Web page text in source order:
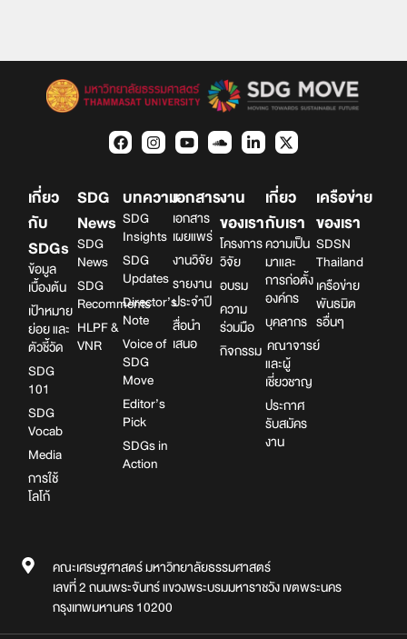
เกี่ยว
กับ
SDGs
ข้อมูล
เบื้องต้น
เป้าหมาย
ย่อย และ
ตัวชี้วัด
SDG
101
SDG
Vocab
Media
การใช้
โลโก้
SDG
News
SDG
News
SDG
Recomments
HLPF &
VNR
บทความ
SDG
Insights
SDG
Updates
Director’s
Note
Voice of
SDG
Move
Editor’s
Pick
SDGs in
Action
เอกสาร
เอกสาร
เผยแพร่
งานวิจัย
รายงาน
ประจำปี
สื่อนำ
เสนอ
งาน
ของเรา
โครงการ
วิจัย
อบรม
ความ
ร่วมมือ
กิจกรรม
เกี่ยว
กับเรา
ความเป็น
มาและ
การก่อตั้ง
องค์กร
บุคลากร
คณาจารย์
และผู้
เชี่ยวชาญ
ประกาศ
รับสมัคร
งาน
เครือข่าย
ของเรา
SDSN
Thailand
เครือข่าย
พันธมิต
รอื่นๆ
คณะเศรษฐศาสตร์ มหาวิทยาลัยธรรมศาสตร์
เลขที่ 2 ถนนพระจันทร์ แขวงพระบรมมหาราชวัง เขตพระนคร
กรุงเทพมหานคร 10200